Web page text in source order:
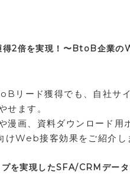
得2倍を実現！〜BtoB企業
リード獲得でも、自社サ
せます。
漫画、資料ダウンロード用
Web接客効果をご紹介し
を実現したSFA/CRMデー